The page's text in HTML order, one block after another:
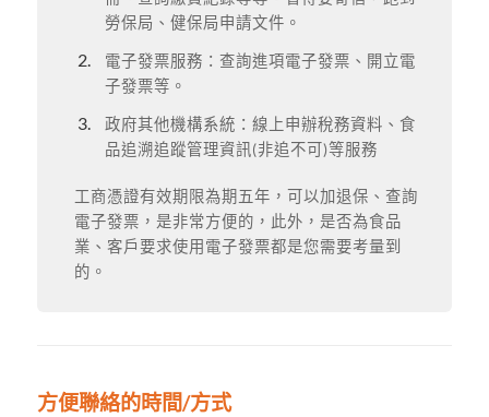
勞保局、健保局申請文件。
電子發票服務：查詢進項電子發票、開立電
子發票等。
政府其他機構系統：線上申辦稅務資料、食
品追溯追蹤管理資訊(非追不可)等服務
工商憑證有效期限為期五年，可以加退保、查詢
電子發票，是非常方便的，此外，是否為食品
業、客戶要求使用電子發票都是您需要考量到
的。
方便聯絡的時間/方式